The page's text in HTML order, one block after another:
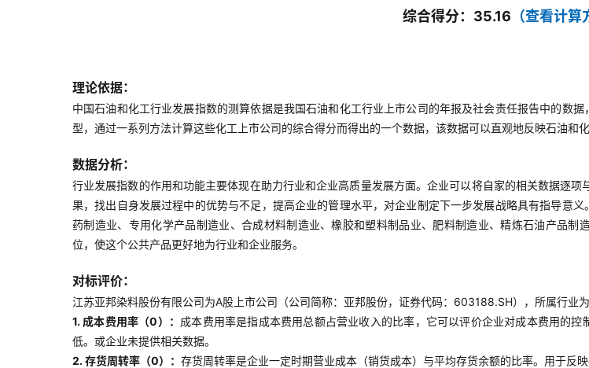
综合得分：35.16 （查看计算
理论依据：
中国石油和化工行业发展指数的测算依据是我国石油和化工行业上市公司的年报及社会责任报告中的数
型，通过一系列方法计算这些化工上市公司的综合得分而得出的一个数据，该数据可以直观地反映石油和
数据分析：
行业发展指数的作用和功能主要体现在助力行业和企业高质量发展方面。企业可以将自家的相关数据逐
果，找出自身发展过程中的优势与不足，提高企业的管理水平，对企业制定下一步发展战略具有指导意
药制造业、专用化学产品制造业、合成材料制造业、橡胶和塑料制品业、肥料制造业、精炼石油产品
位，使这个公共产品更好地为行业和企业服务。
对标评价：
江苏亚邦染料股份有限公司为A股上市公司（公司简称：亚邦股份，证券代码：603188.SH），所属行业
1. 成本费用率（0）： 成本费用率是指成本费用总额占营业收入的比率，它可以评价企业对成本费用的
低。或企业未提供相关数据。
2. 存货周转率（0）： 存货周转率是企业一定时期营业成本（销货成本）与平均存货余额的比率。用于反